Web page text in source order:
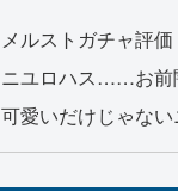
メルストガチャ評価
ニユロハス……お前
可愛いだけじゃな